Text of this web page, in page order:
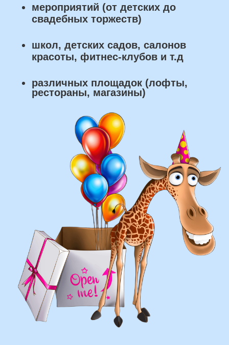
составление различных фонтанов
оформление фотозон
фигуры любой сложности
что мы умеем делать из
воздушных шаров:
Присылайте картинку, и мы с
удовольствием соберем
похожую композицию!
ВЫСЛАТЬ ФОТО
у вас есть фото шаров, и
вы хотите так же?